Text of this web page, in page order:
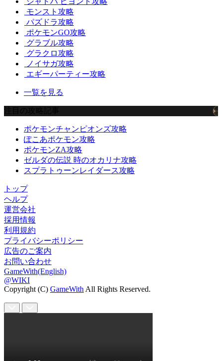
モンスト攻略
パズドラ攻略
ポケモンGO攻略
グラブル攻略
グラクロ攻略
ノイサガ攻略
エギーパーティー攻略
一覧を見る
注目の攻略記事
ポケモンチャンピオンズ攻略
ぽこあポケモン攻略
ポケモンZA攻略
ゼルダの伝説 時のオカリナ攻略
スプラトゥーンレイダース攻略
トップ
ヘルプ
運営会社
採用情報
利用規約
プライバシーポリシー
広告のご案内
お問い合わせ
GameWith(English)
@WIKI
Copyright (C) GameWith All Rights Reserved.